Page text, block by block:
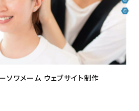
ソワメーム ウェブサイト制作